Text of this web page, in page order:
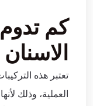
كم
تعتبر هذه
العملية، وذلك